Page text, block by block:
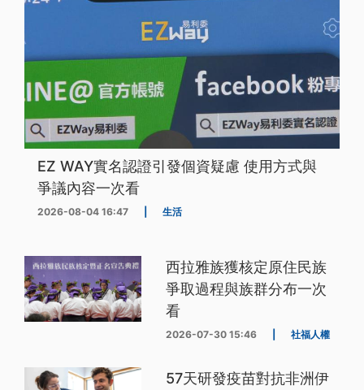
EZ WAY實名認證引發個資疑慮 使用方式與
爭議內容一次看
2026-08-04 16:47 生活
西拉雅族獲核定原住民族
爭取過程與族群分布一次
看
2026-07-30 15:46 社福人權
57天研發疫苗對抗非洲伊